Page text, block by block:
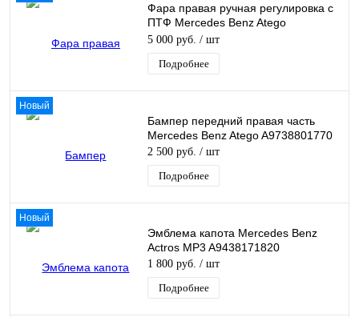
Фара правая ручная регулировка с
ПТФ Mercedes Benz Atego
A9738202761
5 000 руб. / шт
Подробнее
Новый
Бампер передний правая часть
Mercedes Benz Atego A9738801770
2 500 руб. / шт
Подробнее
Новый
Эмблема капота Mercedes Benz
Actros MP3 A9438171820
1 800 руб. / шт
Подробнее